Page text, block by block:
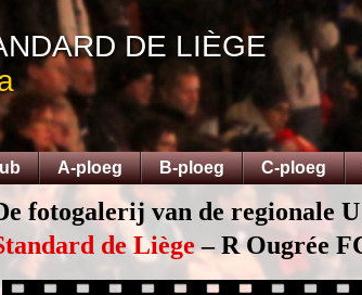
DE LIÈGE
A-ploeg B-ploeg C-ploeg
fotogalerij van de regionale
de Liège– R Ougrée